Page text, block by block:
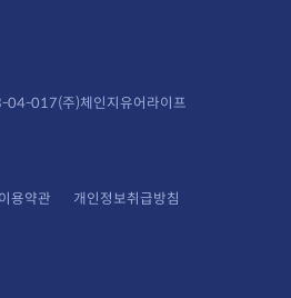
017(주)체인지유어라이프
이용약관
개인정보취급방침